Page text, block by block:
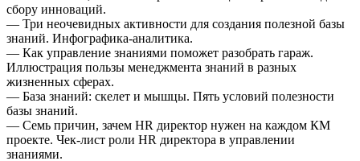
сбору инноваций.
— Три неочевидных активности для создания полезной базы
знаний. Инфографика-аналитика.
— Как управление знаниями поможет разобрать гараж.
Иллюстрация пользы менеджмента знаний в разных
жизненных сферах.
— База знаний: скелет и мышцы. Пять условий полезности
базы знаний.
— Семь причин, зачем HR директор нужен на каждом КМ
проекте. Чек-лист роли HR директора в управлении
знаниями.